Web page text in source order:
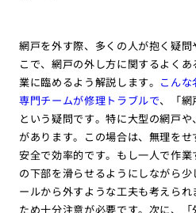
網戸を外す際、多くの人が抱く疑
こで、網戸の外し方に関するよく
業に臨めるよう解説します。 こん
専門チームが修理トラブルで、「網
という疑問です。特に大型の網戸
があります。この場合は、無理を
安全で効率的です。もし一人で作
の下部を滑らせるようにしながら
ールから外すような工夫も考えら
ため十分注意が必要です。次に、